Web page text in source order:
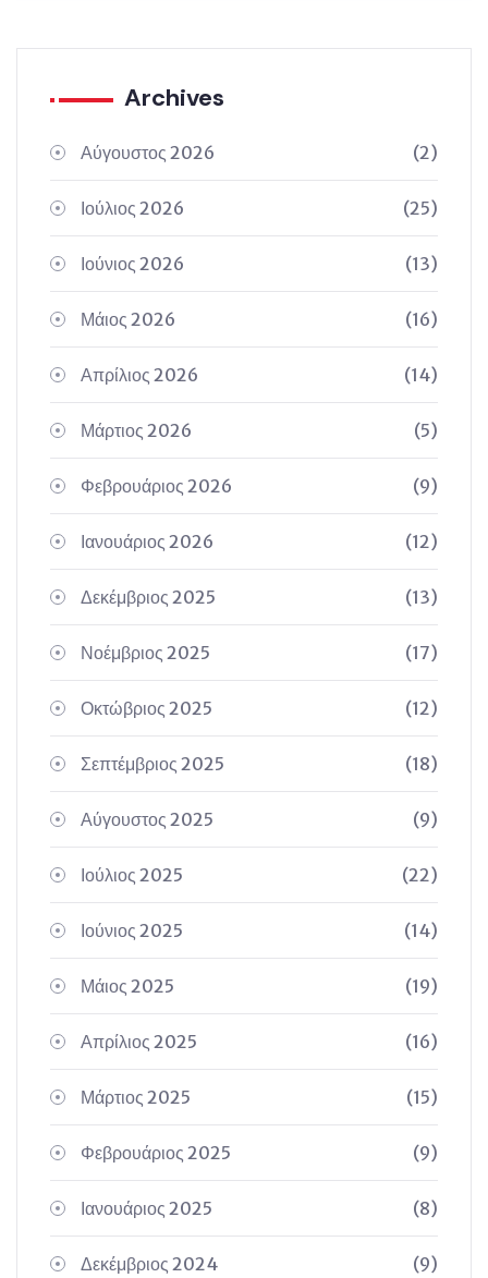
Archives
Αύγουστος 2026 (2)
Ιούλιος 2026 (25)
Ιούνιος 2026 (13)
Μάιος 2026 (16)
Απρίλιος 2026 (14)
Μάρτιος 2026 (5)
Φεβρουάριος 2026 (9)
Ιανουάριος 2026 (12)
Δεκέμβριος 2025 (13)
Νοέμβριος 2025 (17)
Οκτώβριος 2025 (12)
Σεπτέμβριος 2025 (18)
Αύγουστος 2025 (9)
Ιούλιος 2025 (22)
Ιούνιος 2025 (14)
Μάιος 2025 (19)
Απρίλιος 2025 (16)
Μάρτιος 2025 (15)
Φεβρουάριος 2025 (9)
Ιανουάριος 2025 (8)
Δεκέμβριος 2024 (9)